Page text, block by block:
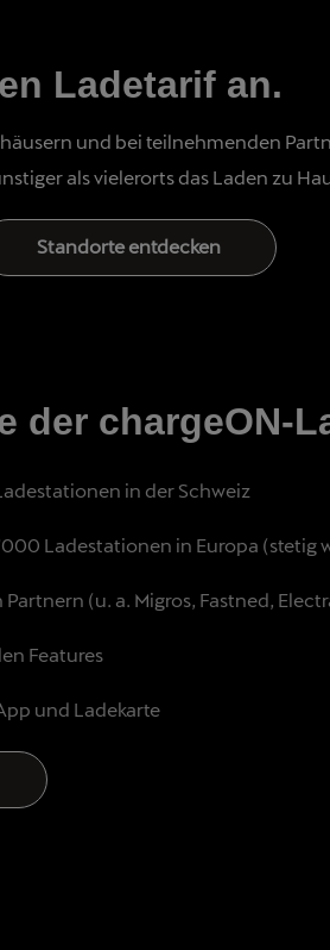
Ladetarif an.
und bei teilnehmenden
als vielerorts das Laden zu
Standorte entdecken
der chargeON-
in der Schweiz
Ladestationen in Europa (stetig
(u. a. Migros, Fastned,
Features
und Ladekarte